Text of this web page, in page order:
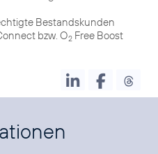
Bestandskunden
bzw. O2 Free Boost